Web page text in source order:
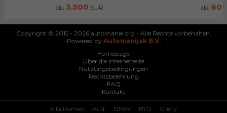
ab: 3.500 EUR ab: 800
Copyright © 2015 - 2026 automanie.org - Alle Rechte vorbehalten.
Powered by Automanijak B.V.
Homepage
Über die Internetseite
Nutzungsbedingungen
Rechtsbelehrung
FAQ
Kontakt
Alfa Romeo Audi BMW BYD Chery